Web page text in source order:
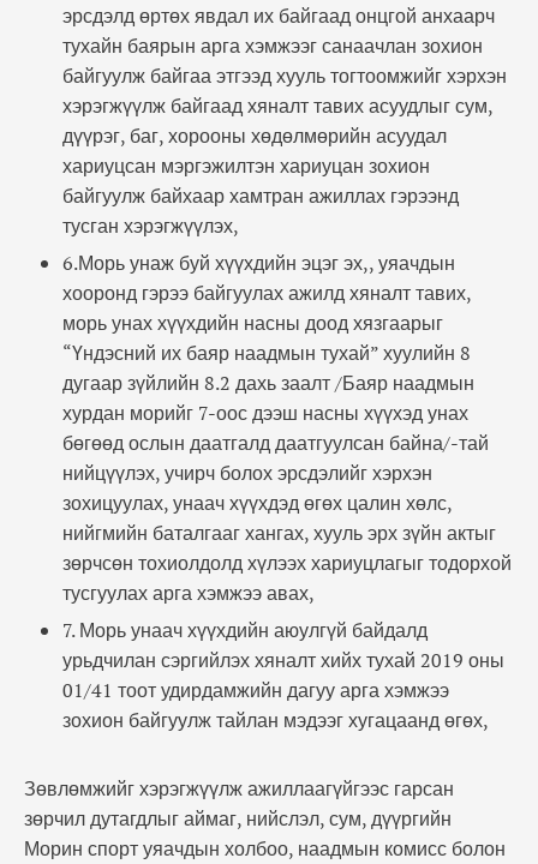
эрсдэлд өртөх явдал их байгаад онцгой анхаарч
тухайн баярын арга хэмжээг санаачлан зохион
байгуулж байгаа этгээд хууль тогтоомжийг хэрхэн
хэрэгжүүлж байгаад хяналт тавих асуудлыг сум,
дүүрэг, баг, хорооны хөдөлмөрийн асуудал
хариуцсан мэргэжилтэн хариуцан зохион
байгуулж байхаар хамтран ажиллах гэрээнд
тусган хэрэгжүүлэх,
6.Морь унаж буй хүүхдийн эцэг эх,, уяачдын
хооронд гэрээ байгуулах ажилд хяналт тавих,
морь унах хүүхдийн насны доод хязгаарыг
“Үндэсний их баяр наадмын тухай” хуулийн 8
дугаар зүйлийн 8.2 дахь заалт /Баяр наадмын
хурдан морийг 7-оос дээш насны хүүхэд унах
бөгөөд ослын даатгалд даатгуулсан байна/-тай
нийцүүлэх, учирч болох эрсдэлийг хэрхэн
зохицуулах, унаач хүүхдэд өгөх цалин хөлс,
нийгмийн баталгааг хангах, хууль эрх зүйн актыг
зөрчсөн тохиолдолд хүлээх хариуцлагыг тодорхой
тусгуулах арга хэмжээ авах,
7. Морь унаач хүүхдийн аюулгүй байдалд
урьдчилан сэргийлэх хяналт хийх тухай 2019 оны
01/41 тоот удирдамжийн дагуу арга хэмжээ
зохион байгуулж тайлан мэдээг хугацаанд өгөх,
Зөвлөмжийг хэрэгжүүлж ажиллаагүйгээс гарсан
зөрчил дутагдлыг аймаг, нийслэл, сум, дүүргийн
Морин спорт уяачдын холбоо, наадмын комисс болон